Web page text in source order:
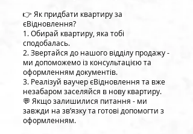
👉 Як придбати квартиру за
єВідновлення?
1. Обирай квартиру, яка тобі
сподобалась.
2. Звертайся до нашого відділу продажу -
ми допоможемо із консультацією та
оформленням документів.
3. Реалізуй ваучер єВідновлення та вже
незабаром заселяйся в нову квартиру.
💬 Якщо залишилися питання - ми
завжди на зв’язку та готові допомогти з
оформленням.